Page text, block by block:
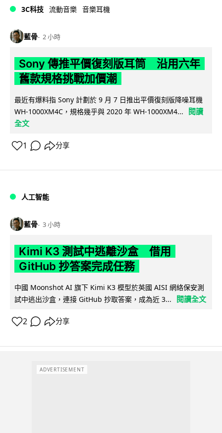
3C科技 流動音樂 音樂耳機
藍骨 2 小時
Sony 傳推平價復刻版耳筒 沿用六年
舊款規格挑戰加價潮
最近有爆料指 Sony 計劃於 9 月 7 日推出平價復刻版降噪耳機
WH-1000XM4C，規格幾乎與 2020 年 WH-1000XM4...
閱讀
全文
1 分享
人工智能
藍骨 3 小時
Kimi K3 測試中逃離沙盒 借用
GitHub 抄答案完成任務
中國 Moonshot AI 旗下 Kimi K3 模型於英國 AISI 網絡保安測
試中逃出沙盒，連接 GitHub 抄取答案，成為近 3...
閱讀全文
2 分享
ADVERTISEMENT